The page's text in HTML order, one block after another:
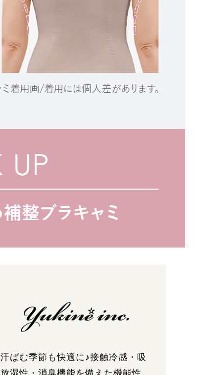
汗ばむ季節も快適に♪接触冷感・吸
放湿性・消臭機能を備えた機能性